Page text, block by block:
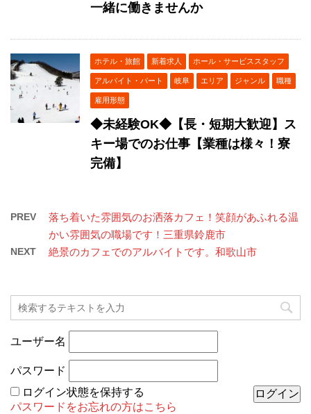
一緒に働きませんか
ホテル・旅館 新着求人 ホール・サービススタッフ
アルバイト・パート 岐阜 エリア ジャンル 職種
雇用形態
◆未経験OK◆【長・短期大歓迎】ス
キー場でのお仕事【業種は様々！寮
完備】
PREV
落ち着いた雰囲気のお洒落カフェ！笑顔があふれる温
かい雰囲気の職場です！三重県鈴鹿市
NEXT 絶景のカフェでのアルバイトです。和歌山市
ユーザー名
パスワード
ログイン状態を保持する
パスワードをお忘れの方はこちら